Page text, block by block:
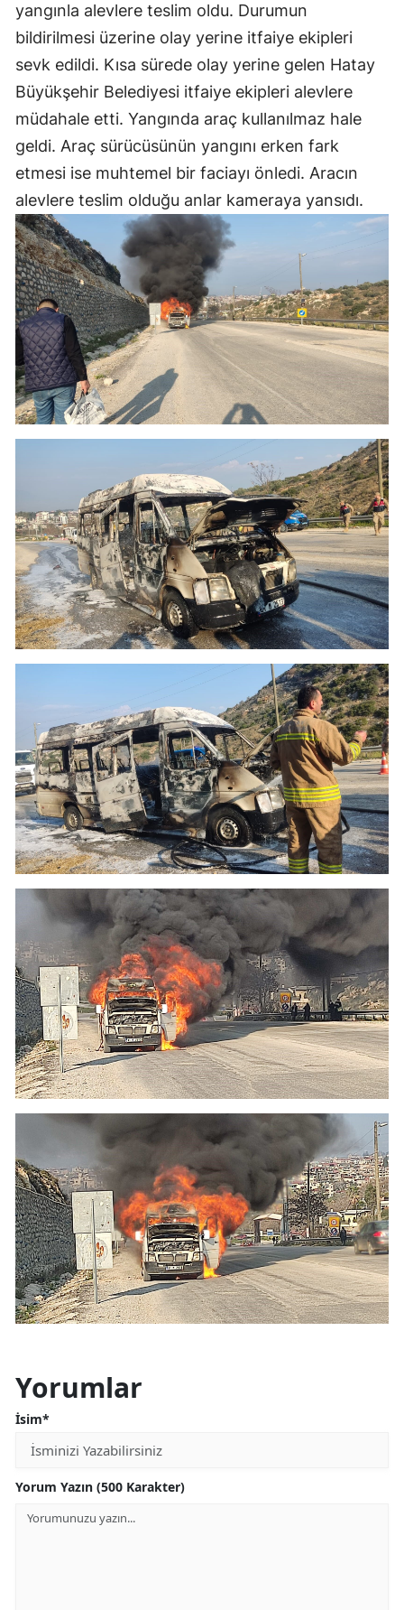
yangınla alevlere teslim oldu. Durumun
bildirilmesi üzerine olay yerine itfaiye ekipleri
sevk edildi. Kısa sürede olay yerine gelen Hatay
Büyükşehir Belediyesi itfaiye ekipleri alevlere
müdahale etti. Yangında araç kullanılmaz hale
geldi. Araç sürücüsünün yangını erken fark
etmesi ise muhtemel bir faciayı önledi. Aracın
alevlere teslim olduğu anlar kameraya yansıdı.
Yorumlar
İsim*
Yorum Yazın (500 Karakter)